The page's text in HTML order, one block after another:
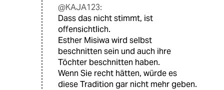
@KAJA123:
Dass das nicht stimmt, ist
offensichtlich.
Esther Misiwa wird selbst
beschnitten sein und auch ihre
Töchter beschnitten haben.
Wenn Sie recht hätten, würde es
diese Tradition gar nicht mehr geben.